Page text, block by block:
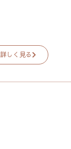
詳しく見る